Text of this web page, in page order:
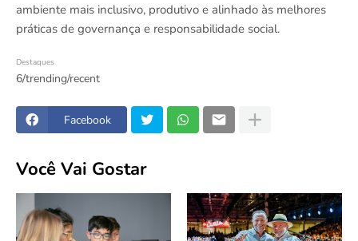
ambiente mais inclusivo, produtivo e alinhado às melhores
práticas de governança e responsabilidade social.
Destaques
6/trending/recent
Facebook
Você Vai Gostar